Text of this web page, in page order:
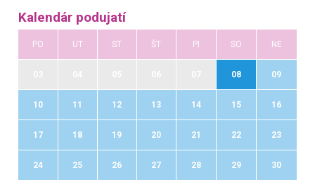
Kalendár podujatí
PO UT ST ŠT PI SO NE
08 09
10 11 12 13 14 15 16
17 18 19 20 21 22 23
24 25 26 27 28 29 30